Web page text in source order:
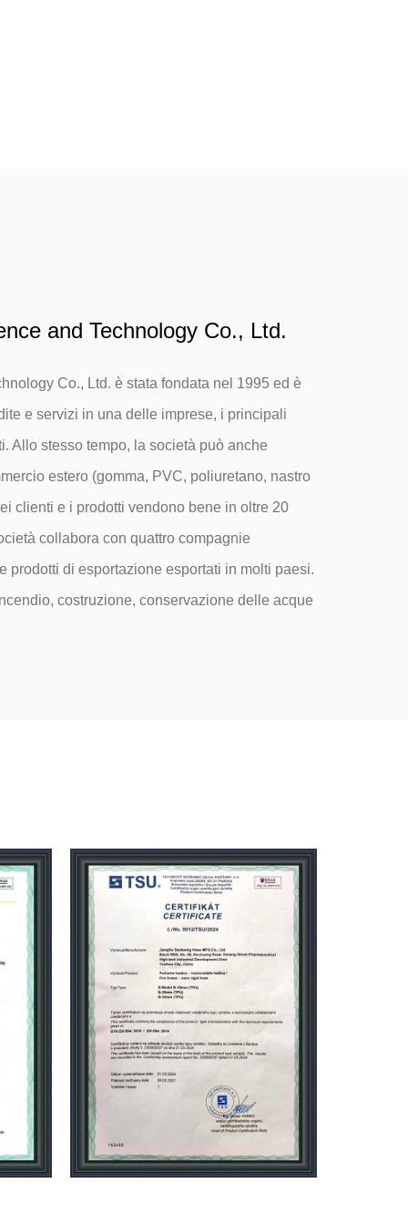
and Technology Co., Ltd.
Co., Ltd. è stata fondata nel 1995 ed è
e servizi in una delle imprese, i principali
Allo stesso tempo, la società può anche
estero (gomma, PVC, poliuretano, nastro
clienti e i prodotti vendono bene in oltre 20
collabora con quattro compagnie
prodotti di esportazione esportati in molti paesi.
costruzione, conservazione delle acque